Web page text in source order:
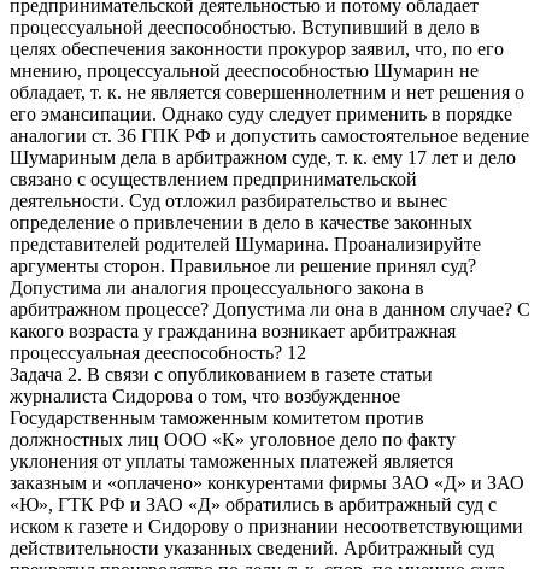
предпринимательской деятельностью и потому обладает
процессуальной дееспособностью. Вступивший в дело в
целях обеспечения законности прокурор заявил, что, по его
мнению, процессуальной дееспособностью Шумарин не
обладает, т. к. не является совершеннолетним и нет решения о
его эмансипации. Однако суду следует применить в порядке
аналогии ст. 36 ГПК РФ и допустить самостоятельное ведение
Шумариным дела в арбитражном суде, т. к. ему 17 лет и дело
связано с осуществлением предпринимательской
деятельности. Суд отложил разбирательство и вынес
определение о привлечении в дело в качестве законных
представителей родителей Шумарина. Проанализируйте
аргументы сторон. Правильное ли решение принял суд?
Допустима ли аналогия процессуального закона в
арбитражном процессе? Допустима ли она в данном случае? С
какого возраста у гражданина возникает арбитражная
процессуальная дееспособность? 12
Задача 2. В связи с опубликованием в газете статьи
журналиста Сидорова о том, что возбужденное
Государственным таможенным комитетом против
должностных лиц ООО «К» уголовное дело по факту
уклонения от уплаты таможенных платежей является
заказным и «оплачено» конкурентами фирмы ЗАО «Д» и ЗАО
«Ю», ГТК РФ и ЗАО «Д» обратились в арбитражный суд с
иском к газете и Сидорову о признании несоответствующими
действительности указанных сведений. Арбитражный суд